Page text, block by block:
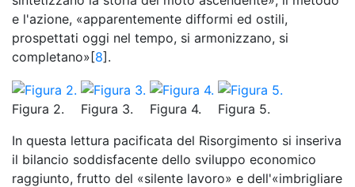
e l'azione, «apparentemente difformi ed ostili,
prospettati oggi nel tempo, si armonizzano, si
completano»[8].
Figura 2. Figura 3. Figura 4.
Figura 5.
In questa lettura pacificata del Risorgimento si inseriva
il bilancio soddisfacente dello sviluppo economico
raggiunto, frutto del «silente lavoro» e dell'«imbrigliare